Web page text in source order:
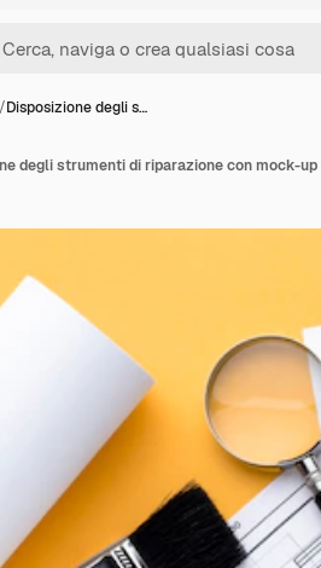
/Disposizione degli s…
degli strumenti di riparazione con mock-up